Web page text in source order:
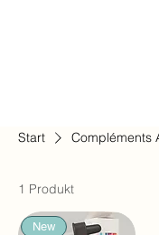
Start Compléments
1 Produkt
New